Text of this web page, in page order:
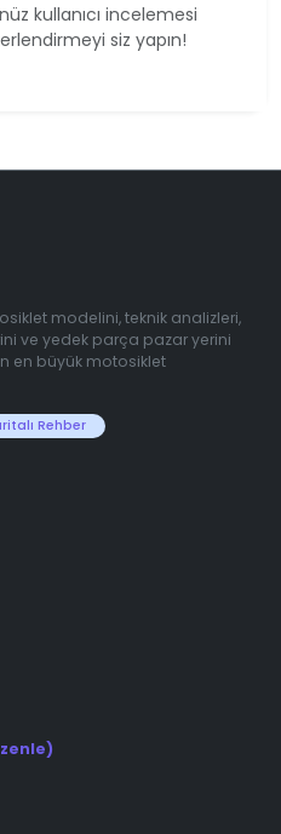
kullanıcı incelemesi
siz yapın!
modelini, teknik analizleri,
ve yedek parça pazar yerini
en büyük motosiklet
Rehber